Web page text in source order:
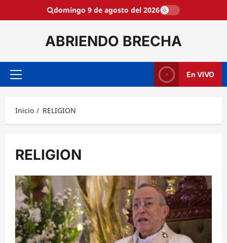
domingo 9 de agosto del 2026
ABRIENDO BRECHA
Menú
En VIVO
Inicio RELIGION
RELIGION